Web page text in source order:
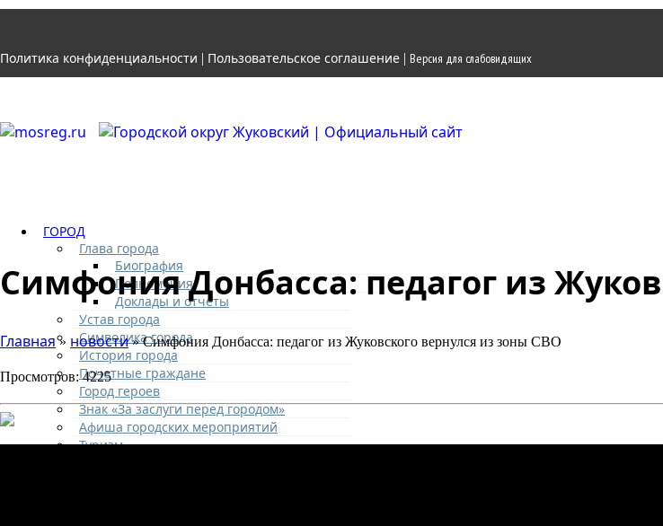
Политика конфиденциальности | Пользовательское соглашение | Версия для слабовидящих
ГОРОД
Глава города
Биография
Полномочия
Доклады и отчеты
Устав города
Символика города
История города
Почетные граждане
Город героев
Знак «За заслуги перед городом»
Афиша городских мероприятий
Туризм
Симфония Донбасса: педагог из
Главная» новости» Симфония Донбасса: педагог из Жуковского вернулся из зоны СВО
Просмотров: 4225